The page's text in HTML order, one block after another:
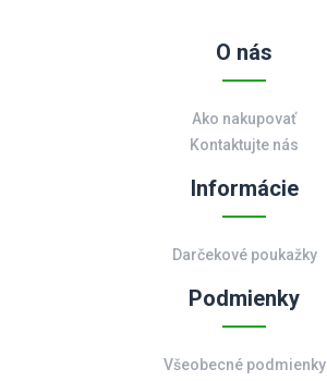
O nás
Ako nakupovať
Kontaktujte nás
Informácie
Darčekové poukažky
Podmienky
Všeobecné podmienky